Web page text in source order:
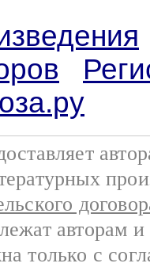
авторам
только с